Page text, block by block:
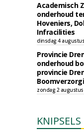
Academisch
onderhoud
Hoveniers,
Infracilities
dinsdag 4
Provincie
onderhoud
provincie
zondag 2 augustus
KNIPSELS